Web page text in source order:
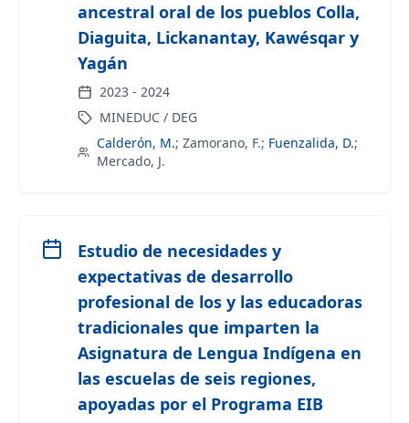
ancestral oral de los pueblos Colla,
Diaguita, Lickanantay, Kawésqar y
Yagán
2023 - 2024
MINEDUC / DEG
Calderón, M.;Zamorano, F.; Fuenzalida, D.;
Mercado, J.
Estudio de necesidades y
expectativas de desarrollo
profesional de los y las educadoras
tradicionales que imparten la
Asignatura de Lengua Indígena en
las escuelas de seis regiones,
apoyadas por el Programa EIB